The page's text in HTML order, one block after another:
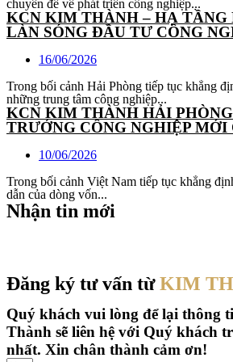
chuyên đề về phát triển công nghiệp...
KCN KIM THÀNH – HẠ TẦNG
LÀN SÓNG ĐẦU TƯ CÔNG
16/06/2026
Trong bối cảnh Hải Phòng tiếp tục khẳng
những trung tâm công nghiệp...
KCN KIM THÀNH HẢI
TRƯỞNG CÔNG NGHIỆP MỚI
10/06/2026
Trong bối cảnh Việt Nam tiếp tục khẳng
dẫn của dòng vốn...
Nhận tin mới
Đăng ký tư vấn từKIM
Quý khách vui lòng để lại thông
Thành sẽ liên hệ với Quý khách
nhất. Xin chân thành cảm ơn!